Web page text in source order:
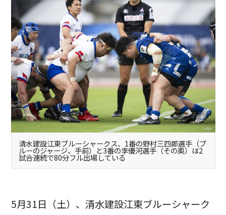
清水建設江東ブルーシャークス、1番の野村三四郎選手（ブ
ルーのジャージ、手前）と3番の李優河選手（その奥）は2
試合連続で80分フル出場している
5月31日（土）、清水建設江東ブルーシャーク